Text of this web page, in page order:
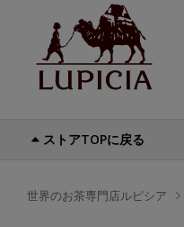
ストアTOPに戻る
世界のお茶専門店ルピシア